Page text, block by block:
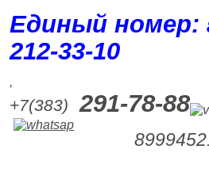
Единый номер:
212‑33‑10
,
+7(383) 291-78-88